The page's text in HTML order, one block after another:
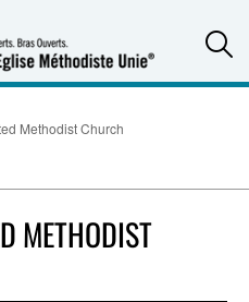
Methodist Church
METHODIST